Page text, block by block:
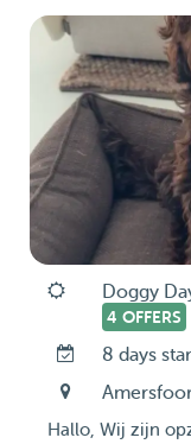
Doggy
4 OFFERS
8 days
Hallo, Wij zijn